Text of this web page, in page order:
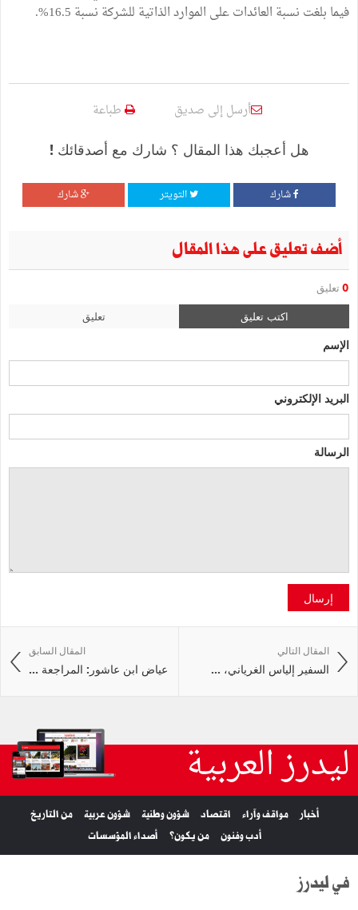
فيما بلغت نسبة العائدات على الموارد الذاتية للشركة نسبة 16.5%.
أرسل إلى صديق طباعة
هل أعجبك هذا المقال ؟ شارك مع أصدقائك !
شارك التويتر شارك
أضف تعليق على هذا المقال
0 تعليق
اكتب تعليق تعليق
الإسم
البريد الإلكتروني
الرسالة
إرسال
المقال السابق
عياض ابن عاشور: المراجعة ...
المقال التالي
السفير إلياس الغرياني، ...
ليدرز العربية
أخبار مواقف وآراء اقتصاد شؤون وطنية شؤون عربية
من التاريخ
أدب وفنون
من يكون؟ أصداء المؤسسات
في ليدرز